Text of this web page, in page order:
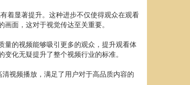
着显著提升。这种进步不仅使得观众在观看
面，这对于视觉传达至关重要。
量的视频能够吸引更多的观众，提升观看体
化无疑提升了整个视频行业的标准。
视频播放，满足了用户对于高品质内容的